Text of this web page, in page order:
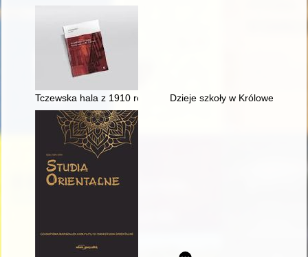
Tczewska hala z 1910 roku i architektura jej wnętrz
Dzieje szkoły w Królowej